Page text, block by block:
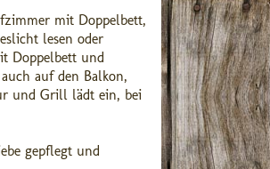
mit Doppelbett,
lesen oder
Doppelbett und
auf den Balkon,
und Grill lädt ein, bei
gepflegt und